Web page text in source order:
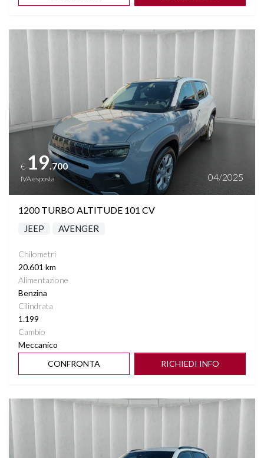
Vedi dettagli
€ 19.700
IVA esposta 04/2025
1200 TURBO ALTITUDE 101 CV
JEEP AVENGER
Chilometri
20.601 km
Alimentazione
Benzina
Cilindrata
1.199
Cambio
Meccanico
CONFRONTA
RICHIEDI INFO
Vedi dettagli